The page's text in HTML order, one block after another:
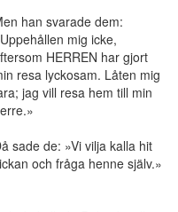
han svarade dem:
mig icke,
HERREN har gjort
resa lyckosam. Låten mig
jag vill resa hem till min
sade de: »Vi vilja kalla hit
och fråga henne själv.»